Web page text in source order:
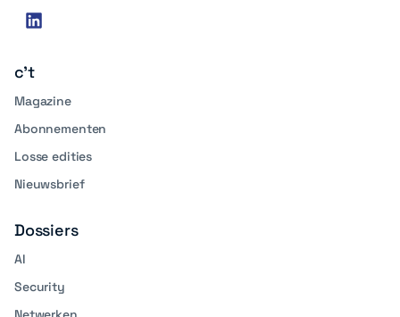
Social
linkedin
c't
Magazine
Abonnementen
Losse edities
Nieuwsbrief
Dossiers
AI
Security